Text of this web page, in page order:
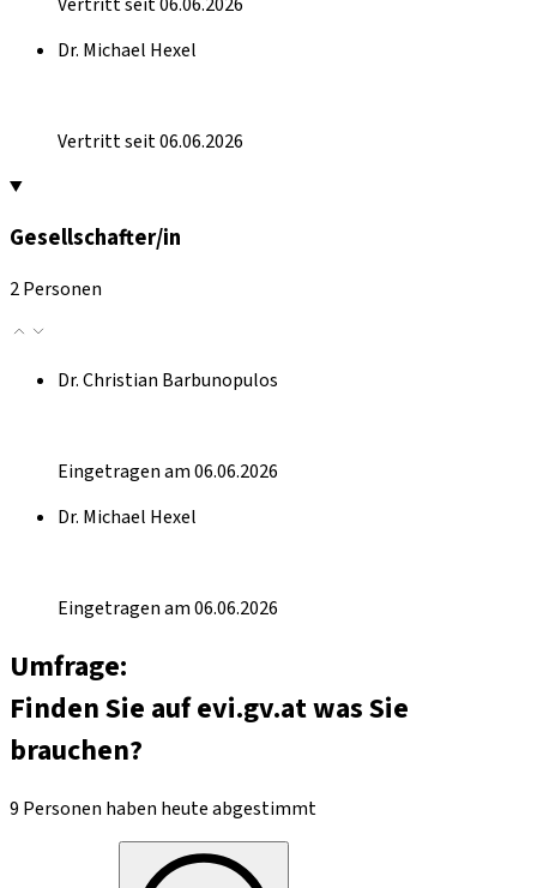
Dr. Michael Hexel
Vertritt seit 06.06.2026
Gesellschafter/in
2 Personen
Dr. Christian Barbunopulos
Eingetragen am 06.06.2026
Dr. Michael Hexel
Eingetragen am 06.06.2026
Umfrage:
Finden Sie auf evi.gv.at was Sie
brauchen?
9 Personen haben heute abgestimmt